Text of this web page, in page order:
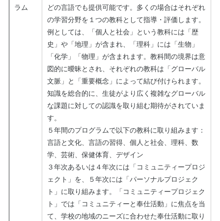
ラム
どの言語でも提供可能です。多くの場合はそれぞれ
の学習分野を１つの教科として指導・評価します。
例としては、「個人と社会」という教科には「歴
史」や「地理」が含まれ、「理科」には「生物」
「化学」「物理」が含まれます。教科間の境界は意
図的に曖昧とされ、それぞれの教科は「グローバル
文脈」と「重要概念」によって結び付けられます。
知識を総合的に、生徒がより広く複雑なグローバル
な課題に対しての認識を取り組む期待がされていま
す。
５年間のプログラムで以下の教科に取り組みます：
言語と文化、言語の習得、個人と社会、理科、数
学、芸術、保健体育、デザイン
３年次あるいは４年次には「コミュニティープロジ
ェクト」を、５年次には「パーソナルプロジェク
ト」に取り組みます。「コミュニティープロジェク
ト」では「コミュニティーと奉仕活動」に焦点を当
て、学校の地域のニーズに合わせた奉仕活動に取り